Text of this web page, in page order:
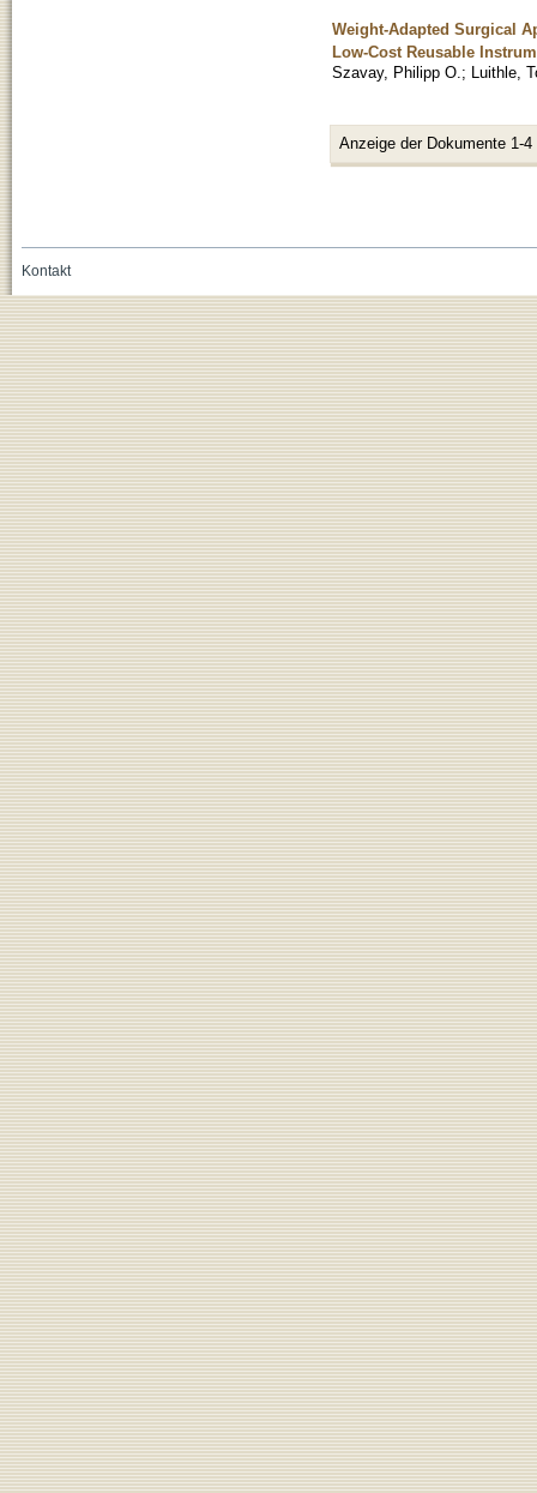
Weight-Adapted Surgical
Low-Cost Reusable
Szavay, Philipp O. ; Luithle,
Anzeige der Dokumente 1-4
Kontakt